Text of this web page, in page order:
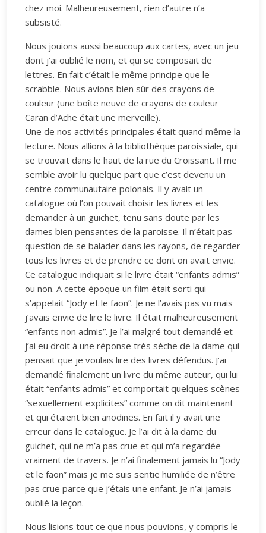
chez moi. Malheureusement, rien d’autre n’a
subsisté.
Nous jouions aussi beaucoup aux cartes, avec un jeu
dont j’ai oublié le nom, et qui se composait de
lettres. En fait c’était le même principe que le
scrabble. Nous avions bien sûr des crayons de
couleur (une boîte neuve de crayons de couleur
Caran d’Ache était une merveille).
Une de nos activités principales était quand même la
lecture. Nous allions à la bibliothèque paroissiale, qui
se trouvait dans le haut de la rue du Croissant. Il me
semble avoir lu quelque part que c’est devenu un
centre communautaire polonais. Il y avait un
catalogue où l’on pouvait choisir les livres et les
demander à un guichet, tenu sans doute par les
dames bien pensantes de la paroisse. Il n’était pas
question de se balader dans les rayons, de regarder
tous les livres et de prendre ce dont on avait envie.
Ce catalogue indiquait si le livre était “enfants admis”
ou non. A cette époque un film était sorti qui
s’appelait “Jody et le faon”. Je ne l’avais pas vu mais
j’avais envie de lire le livre. Il était malheureusement
“enfants non admis”. Je l’ai malgré tout demandé et
j’ai eu droit à une réponse très sèche de la dame qui
pensait que je voulais lire des livres défendus. J’ai
demandé finalement un livre du même auteur, qui lui
était “enfants admis” et comportait quelques scènes
“sexuellement explicites” comme on dit maintenant
et qui étaient bien anodines. En fait il y avait une
erreur dans le catalogue. Je l’ai dit à la dame du
guichet, qui ne m’a pas crue et qui m’a regardée
vraiment de travers. Je n’ai finalement jamais lu “Jody
et le faon” mais je me suis sentie humiliée de n’être
pas crue parce que j’étais une enfant. Je n’ai jamais
oublié la leçon.
Nous lisions tout ce que nous pouvions, y compris le